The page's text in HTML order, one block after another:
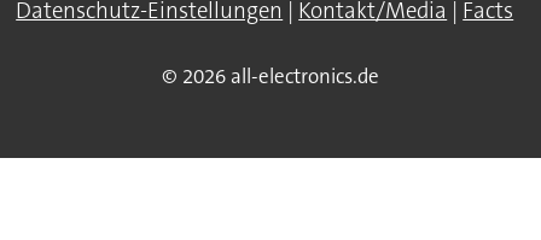
Datenschutz-Einstellungen | Kontakt/Media | Facts
© 2026 all-electronics.de